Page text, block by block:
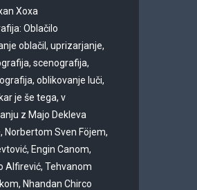
Xoxa
Oblačilo
oblačil, uprizarjanje,
scenografija,
oblikovanje luči,
je še tega, v
z Majo Dekleva
Norbertom Sven Föjem,
Engin Canom,
Alfirević, Tehvanom
Nhandan Chirco